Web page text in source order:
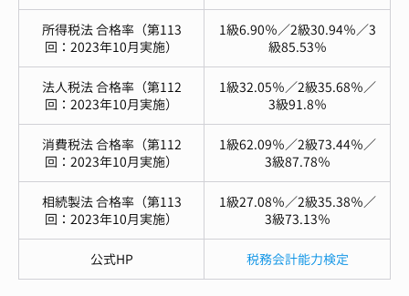
所得税法 合格率（第113
回：2023年10月実施）
1級6.90％／2級30.94％／3
級85.53％
法人税法 合格率（第112
回：2023年10月実施）
1級32.05％／2級35.68％／
3級91.8％
消費税法 合格率（第112
回：2023年10月実施）
1級62.09％／2級73.44％／
3級87.78％
相続製法 合格率（第113
回：2023年10月実施）
1級27.08％／2級35.38％／
3級73.13％
公式HP 税務会計能力検定